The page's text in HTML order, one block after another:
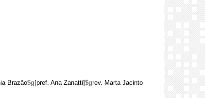
Brazão$g [pref. Ana Zanatti]$grev. Marta Jacinto